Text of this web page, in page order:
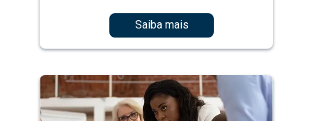
Saiba mais